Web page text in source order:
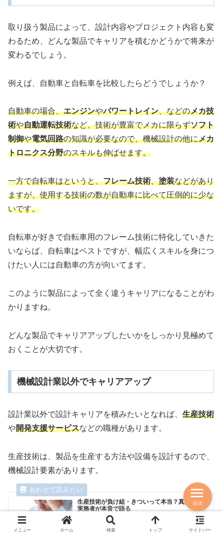
取り扱う製品によって、設計内容やプロジェクト内容も変
わるため、どんな製品でキャリアを積むかどうかで将来が
変わるでしょう。
例えば、自動車と自転車を比較したらどうでしょうか？
自動車の場合、エンジンやパワートレイン、などのメカ技
術や自動運転技術など、技術が豊富でメカに限らずソフト
制御や電気回路の知識が必要なので、機械設計の他にメカ
トロニクス分野のスキルも伸ばせます。
一方で自転車はというと、フレーム技術、塗装などがあり
ますが、使用する技術の数が自動車に比べて圧倒的に少な
いです。
自転車が好きで自転車用のフレーム技術に特化していきた
いならば、自転車はベストですが、幅広くスキルを身につ
けたい人には自動車の方が向いてます。
このように製品によって全く違うキャリアになることがわ
かりますね。
どんな製品でキャリアアップしたいかをしっかり見極めて
おくことが大切です。
機械設計業以外でキャリアアップ
設計業以外で設計キャリアを積みたいとなれば、 生産技術
や開発支援サービスなどの職種があります。
生産技術は、製品を生産する方法や設備を設計するので、
機械設計要素があります。
生産技術が負け組・きついって本当？真実を現役
実務者が本音で語る
ネット上で、生産技術の仕事は負け組だとか、きついから
やめておけといったコメントを見たりしないでしょうか？
それは本当なのでしょうか？そこで今回、現役の生産技術
者の筆者が、仕事内容や、負け組・きついと言われる理
メニュー ホーム 検索 トップ サイドバー
目次